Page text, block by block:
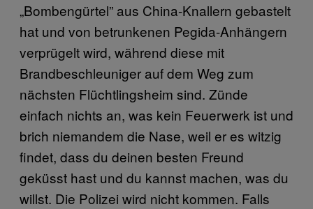
„Bombengürtel” aus China-Knallern gebastelt
hat und von betrunkenen Pegida-Anhängern
verprügelt wird, während diese mit
Brandbeschleuniger auf dem Weg zum
nächsten Flüchtlingsheim sind. Zünde
einfach nichts an, was kein Feuerwerk ist und
brich niemandem die Nase, weil er es witzig
findet, dass du deinen besten Freund
geküsst hast und du kannst machen, was du
willst. Die Polizei wird nicht kommen. Falls